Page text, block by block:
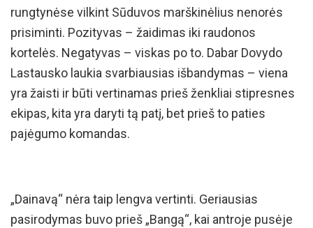
rungtynėse vilkint Sūduvos marškinėlius nenorės
prisiminti. Pozityvas – žaidimas iki raudonos
kortelės. Negatyvas – viskas po to. Dabar Dovydo
Lastausko laukia svarbiausias išbandymas – viena
yra žaisti ir būti vertinamas prieš ženkliai stipresnes
ekipas, kita yra daryti tą patį, bet prieš to paties
pajėgumo komandas.
„Dainavą“ nėra taip lengva vertinti. Geriausias
pasirodymas buvo prieš „Bangą“, kai antroje pusėje